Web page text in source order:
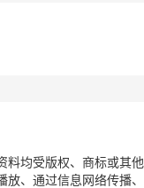
料均受版权、商标或其他
、通过信息网络传播、